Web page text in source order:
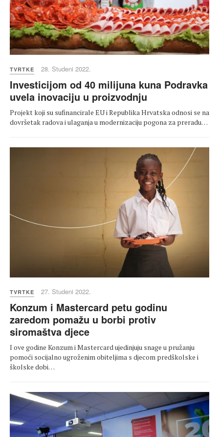
TVRTKE 28. Studeni 2022.
Investicijom od 40 milijuna kuna Podravka
uvela inovaciju u proizvodnju
Projekt koji su sufinancirale EU i Republika Hrvatska odnosi se na
dovršetak radova i ulaganja u modernizaciju pogona za preradu…
TVRTKE 27. Studeni 2022.
Konzum i Mastercard petu godinu
zaredom pomažu u borbi protiv
siromaštva djece
I ove godine Konzum i Mastercard ujedinjuju snage u pružanju
pomoći socijalno ugroženim obiteljima s djecom predškolske i
školske dobi…